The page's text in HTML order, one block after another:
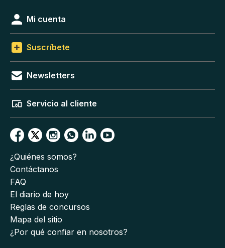
Mi cuenta
Suscríbete
Newsletters
Servicio al cliente
¿Quiénes somos?
Contáctanos
FAQ
El diario de hoy
Reglas de concursos
Mapa del sitio
¿Por qué confiar en nosotros?